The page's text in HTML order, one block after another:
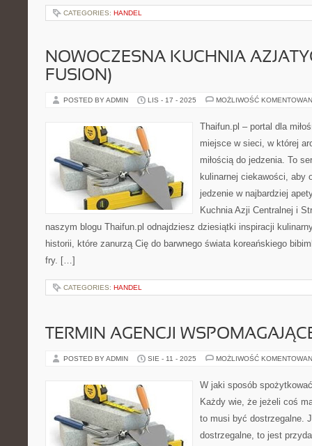
CATEGORIES: HANDEL
NOWOCZESNA KUCHNIA
FUSION)
POSTED BY ADMIN LIS - 17 - 2025 MOŻLIWOŚĆ
Thaifun.pl – portal dla
miejsce w sieci, w której
miłością do jedzenia. To
kulinarnej ciekawości, aby
jedzenie w najbardziej
Kuchnia Azji Centralnej i
naszym blogu Thaifun.pl odnajdziesz dziesiątki inspiracji
historii, które zanurzą Cię do barwnego świata koreańskiego
fry. […]
CATEGORIES: HANDEL
TERMIN AGENCJI
POSTED BY ADMIN SIE - 11 - 2025 MOŻLIWOŚĆ
W jaki sposób
Każdy wie, że jeżeli coś
to musi być dostrzegalne.
dostrzegalne, to jest